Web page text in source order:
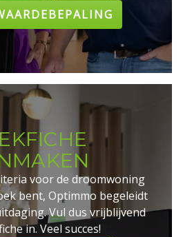
voor de droomwoning
bent, Optimmo begeleidt
Vul dus vrijblijvend
in. Veel succes!